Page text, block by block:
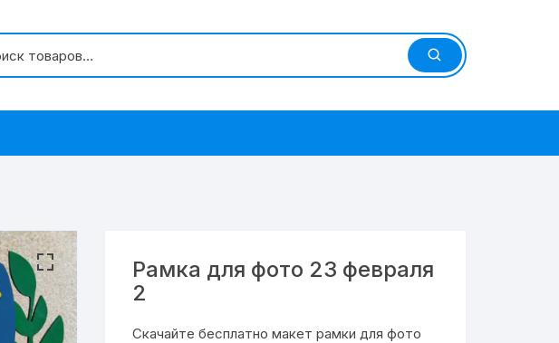
Рамка для фото 23 февраля
2
Скачайте бесплатно макет рамки для фото